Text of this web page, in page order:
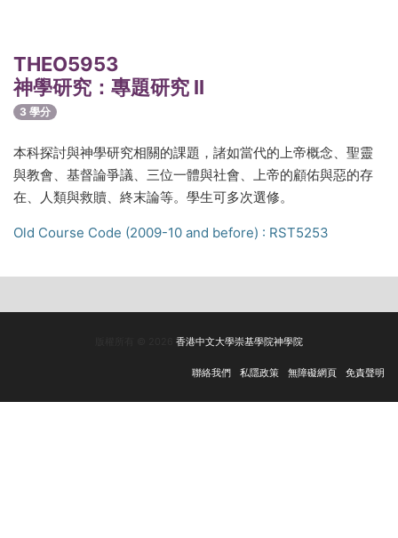
THEO5953
神學研究：專題研究 II
3 學分
本科探討與神學研究相關的課題，諸如當代的上帝概念、聖靈
與教會、基督論爭議、三位一體與社會、上帝的顧佑與惡的存
在、人類與救贖、終末論等。學生可多次選修。
Old Course Code (2009-10 and before) : RST5253
香港中文大學崇基學院神學院
免責聲明
無障礙網頁
私隱政策
聯絡我們